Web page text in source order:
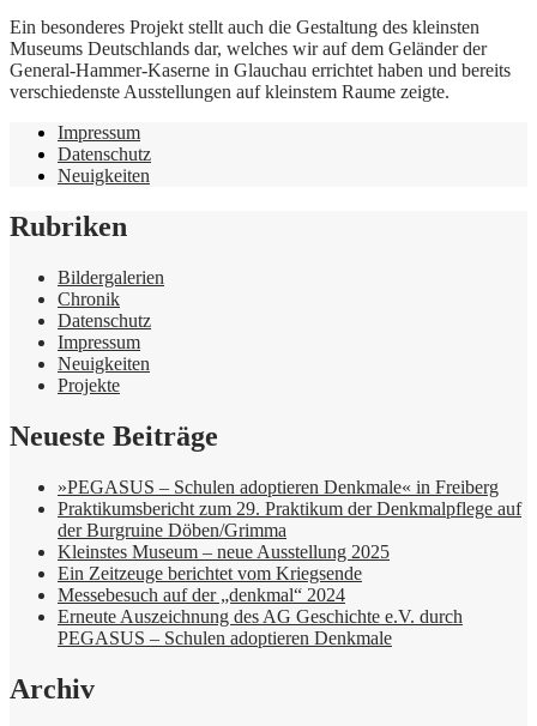
Ein besonderes Projekt stellt auch die Gestaltung des kleinsten
Museums Deutschlands dar, welches wir auf dem Geländer der
General-Hammer-Kaserne in Glauchau errichtet haben und bereits
verschiedenste Ausstellungen auf kleinstem Raume zeigte.
Impressum
Datenschutz
Neuigkeiten
Rubriken
Bildergalerien
Chronik
Datenschutz
Impressum
Neuigkeiten
Projekte
Neueste Beiträge
»PEGASUS – Schulen adoptieren Denkmale« in Freiberg
Praktikumsbericht zum 29. Praktikum der Denkmalpflege auf
der Burgruine Döben/Grimma
Kleinstes Museum – neue Ausstellung 2025
Ein Zeitzeuge berichtet vom Kriegsende
Messebesuch auf der „denkmal“ 2024
Erneute Auszeichnung des AG Geschichte e.V. durch
PEGASUS – Schulen adoptieren Denkmale
Archiv